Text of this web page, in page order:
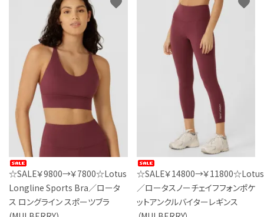
☆SALE￥9800→￥7800☆Lotus
Longline Sports Bra／ロータ
ス ロングライン スポーツブラ
☆SALE￥14800→￥
／ロータスノーチェイフフォンポケ
ットアンクルバイターレギンス